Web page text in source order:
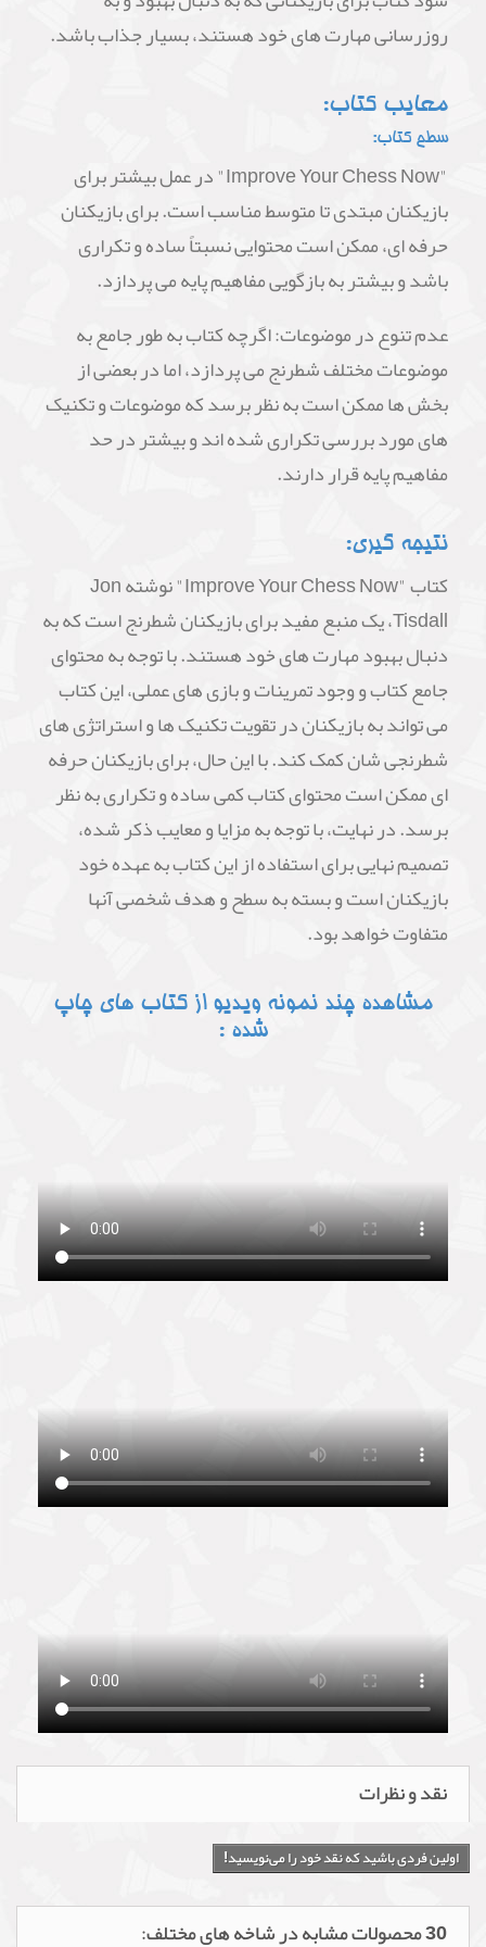
روزرسانی مهارت های خود هستند، بسیار جذاب باشد.
معایب کتاب:
سطح کتاب:
"Improve Your Chess Now" در عمل بیشتر برای
بازیکنان مبتدی تا متوسط مناسب است. برای بازیکنان
حرفه ای، ممکن است محتوایی نسبتاً ساده و تکراری
باشد و بیشتر به بازگویی مفاهیم پایه می پردازد.
عدم تنوع در موضوعات: اگرچه کتاب به طور جامع به
موضوعات مختلف شطرنج می پردازد، اما در بعضی از
بخش ها ممکن است به نظر برسد که موضوعات و تکنیک
های مورد بررسی تکراری شده اند و بیشتر در حد
مفاهیم پایه قرار دارند.
نتیجه گیری:
کتاب "Improve Your Chess Now" نوشته Jon
Tisdall، یک منبع مفید برای بازیکنان شطرنج است که به
دنبال بهبود مهارت های خود هستند. با توجه به محتوای
جامع کتاب و وجود تمرینات و بازی های عملی، این کتاب
می تواند به بازیکنان در تقویت تکنیک ها و استراتژی های
شطرنجی شان کمک کند. با این حال، برای بازیکنان حرفه
ای ممکن است محتوای کتاب کمی ساده و تکراری به نظر
برسد. در نهایت، با توجه به مزایا و معایب ذکر شده،
تصمیم نهایی برای استفاده از این کتاب به عهده خود
بازیکنان است و بسته به سطح و هدف شخصی آنها
متفاوت خواهد بود.
مشاهده چند نمونه ویدیو از کتاب های چاپ
شده :
نقد و نظرات
اولین فردی باشید که نقد خود را می‌نویسید!
30 محصولات مشابه در شاخه های مختلف: